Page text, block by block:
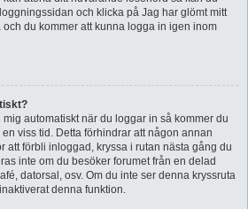
och klicka på Jag har glömt mitt
du kommer att kunna logga in igen inom
automatiskt när du loggar in så kommer du
viss tid. Detta förhindrar att någon annan
att förbli inloggad, kryssa i rutan nästa gång du
inte om du besöker forumet från en delad
datorsal, osv. Om du inte ser denna kryssruta
denna funktion.